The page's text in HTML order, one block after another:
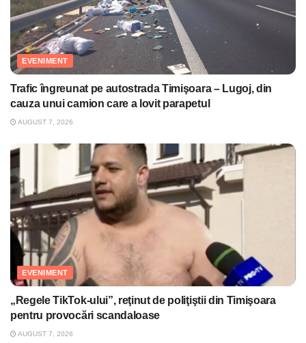
EVENIMENT
Trafic îngreunat pe autostrada Timişoara – Lugoj, din
cauza unui camion care a lovit parapetul
AUGUST 7, 2026
EVENIMENT
„Regele TikTok-ului”, reţinut de poliţiştii din Timişoara
pentru provocări scandaloase
AUGUST 7, 2026